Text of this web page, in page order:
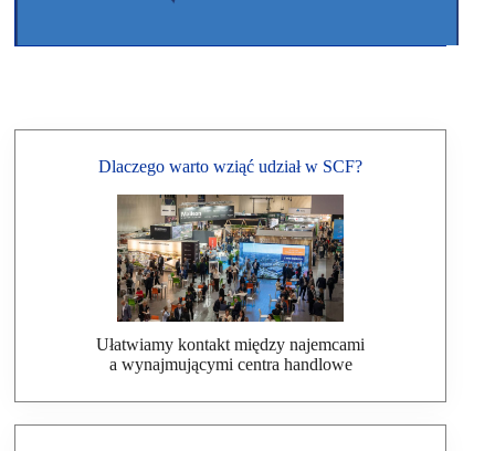
Dlaczego warto wziąć udział w SCF?
Ułatwiamy kontakt między najemcami
a wynajmującymi centra handlowe